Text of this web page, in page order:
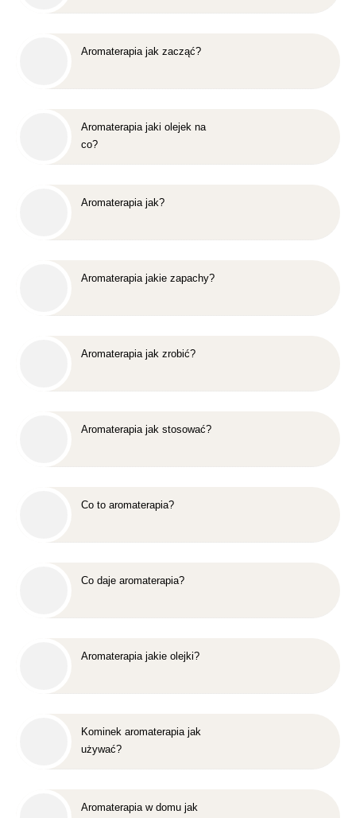
Aromaterapia jak zacząć?
Aromaterapia jaki olejek na
co?
Aromaterapia jak?
Aromaterapia jakie zapachy?
Aromaterapia jak zrobić?
Aromaterapia jak stosować?
Co to aromaterapia?
Co daje aromaterapia?
Aromaterapia jakie olejki?
Kominek aromaterapia jak
używać?
Aromaterapia w domu jak